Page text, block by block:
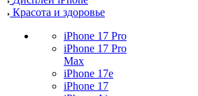
Красота и здоровье
iPhone 17 Pro
iPhone 17 Pro
Max
iPhone 17e
iPhone 17